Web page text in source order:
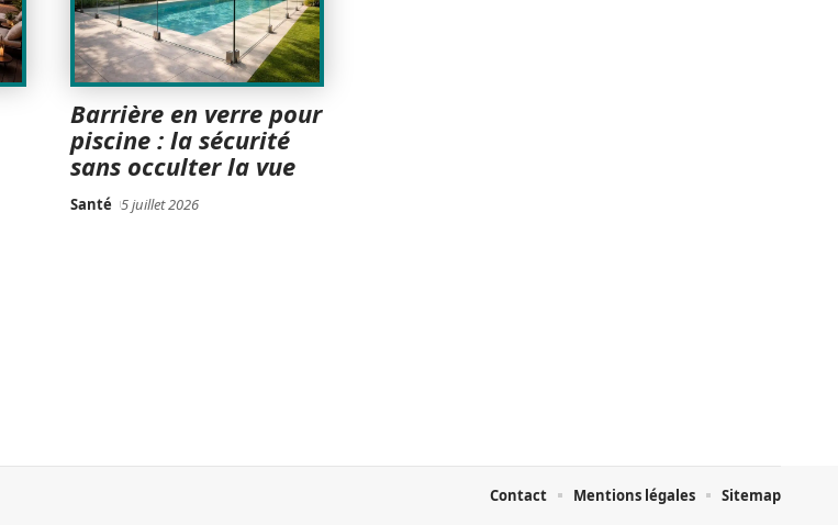
Barrière en verre pour
piscine : la sécurité
sans occulter la vue
Santé 5 juillet 2026
Contact Mentions légales Sitemap